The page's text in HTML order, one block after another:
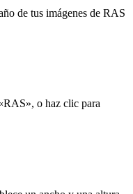
de tus imágenes de RAS
o haz clic para